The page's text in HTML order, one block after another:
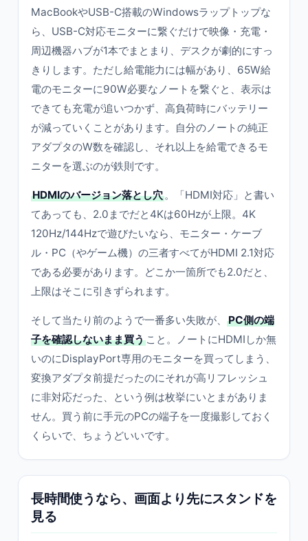
MacBookやUSB-C搭載のWindowsラップトップな
ら、USB-C対応モニターに繋ぐだけで映像・充電・
周辺機器ハブが1本でまとまり、デスクが劇的にすっ
きりします。ただし給電能力には幅があり、65W給
電のモニターに90W必要なノートを繋ぐと、表示は
できても充電が追いつかず、高負荷時にバッテリー
が減っていくことがあります。自分のノートの純正
アダプタのW数を確認し、それ以上を給電できるモ
ニターを選ぶのが鉄則です。
HDMIのバージョン落とし穴。「HDMI対応」と書い
てあっても、2.0までだと4Kは60Hzが上限。4K
120Hz/144Hzで遊びたいなら、モニター・ケーブ
ル・PC（やゲーム機）の三者すべてがHDMI 2.1対応
である必要があります。どこか一箇所でも2.0だと、
上限はそこに引きずられます。
そして当たり前のようで一番多い失敗が、
PC側の端
子を確認しないまま買う こと。ノートにHDMIしか無
いのにDisplayPort専用のモニターを買ってしまう、
変換アダプタ前提だったのにそれが高リフレッシュ
に非対応だった、という例は枚挙にいとまがありま
せん。買う前に手元のPCの端子を一度撮影しておく
くらいで、ちょうどいいです。
長時間使うなら、画面より先にスタンドを
見る